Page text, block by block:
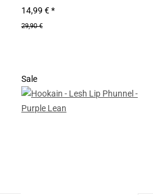
14,99 €*
29,90 €
Sale